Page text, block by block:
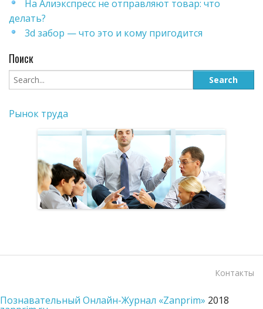
На Алиэкспресс не отправляют товар: что
делать?
3d забор — что это и кому пригодится
Поиск
Рынок труда
Контакты
Познавательный Онлайн-Журнал «Zanprim» 2018